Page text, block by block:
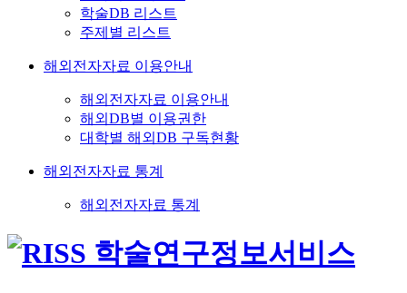
학술DB 리스트
주제별 리스트
해외전자자료 이용안내
해외전자자료 이용안내
해외DB별 이용권한
대학별 해외DB 구독현황
해외전자자료 통계
해외전자자료 통계